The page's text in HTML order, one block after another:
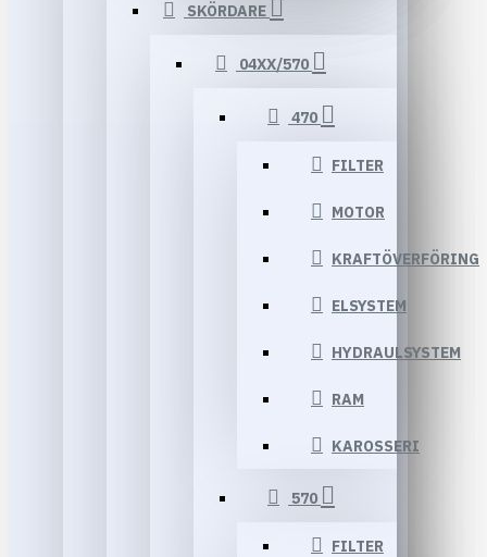
SKÖRDARE
04XX/570
470
FILTER
MOTOR
KRAFTÖVERFÖRING
ELSYSTEM
HYDRAULSYSTEM
RAM
KAROSSERI
570
FILTER